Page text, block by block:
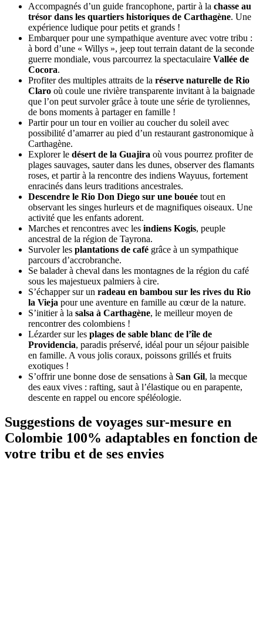
Accompagnés d’un guide francophone, partir à la chasse au
trésor dans les quartiers historiques de Carthagène. Une
expérience ludique pour petits et grands !
Embarquer pour une sympathique aventure avec votre tribu :
à bord d’une « Willys », jeep tout terrain datant de la seconde
guerre mondiale, vous parcourrez la spectaculaire Vallée de
Cocora.
Profiter des multiples attraits de la réserve naturelle de Rio
Claro où coule une rivière transparente invitant à la baignade
que l’on peut survoler grâce à toute une série de tyroliennes,
de bons moments à partager en famille !
Partir pour un tour en voilier au coucher du soleil avec
possibilité d’amarrer au pied d’un restaurant gastronomique à
Carthagène.
Explorer le désert de la Guajira où vous pourrez profiter de
plages sauvages, sauter dans les dunes, observer des flamants
roses, et partir à la rencontre des indiens Wayuus, fortement
enracinés dans leurs traditions ancestrales.
Descendre le Rio Don Diego sur une bouée tout en
observant les singes hurleurs et de magnifiques oiseaux. Une
activité que les enfants adorent.
Marches et rencontres avec les indiens Kogis, peuple
ancestral de la région de Tayrona.
Survoler les plantations de café grâce à un sympathique
parcours d’accrobranche.
Se balader à cheval dans les montagnes de la région du café
sous les majestueux palmiers à cire.
S’échapper sur un radeau en bambou sur les rives du Rio
la Vieja pour une aventure en famille au cœur de la nature.
S’initier à la salsa à Carthagène, le meilleur moyen de
rencontrer des colombiens !
Lézarder sur les plages de sable blanc de l’île de
Providencia, paradis préservé, idéal pour un séjour paisible
en famille. A vous jolis coraux, poissons grillés et fruits
exotiques !
S’offrir une bonne dose de sensations à San Gil, la mecque
des eaux vives : rafting, saut à l’élastique ou en parapente,
descente en rappel ou encore spéléologie.
Suggestions de voyages sur-mesure en
Colombie 100% adaptables en fonction de
votre tribu et de ses envies